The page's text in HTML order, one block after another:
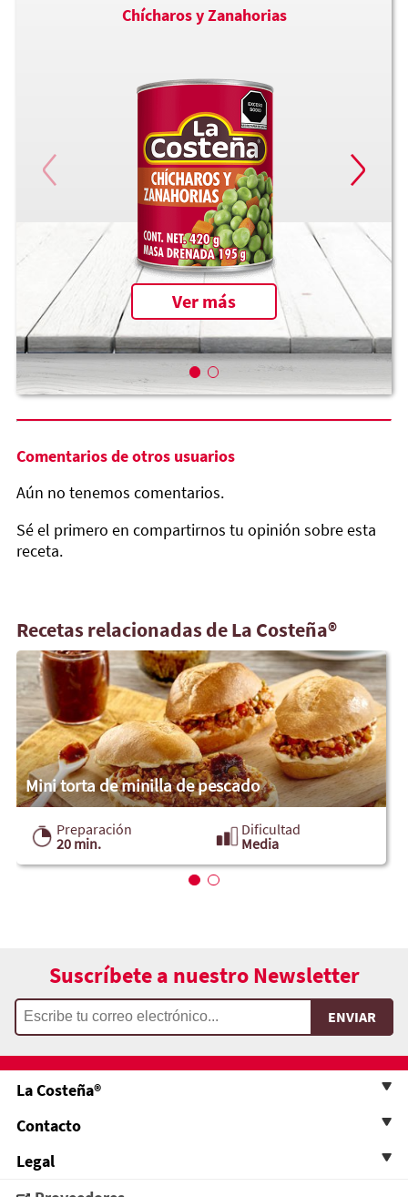
Chícharos y Zanahorias
Ver más
Comentarios de otros usuarios
Aún no tenemos comentarios.
Sé el primero en compartirnos tu opinión sobre esta
receta.
Recetas relacionadas de La Costeña®
Mini torta de minilla de pescado
Preparación
20 min.
Dificultad
Media
Suscríbete a nuestro Newsletter
La Costeña®
Contacto
Legal